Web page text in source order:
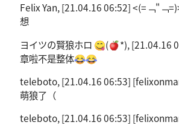
Felix Yan, [21.04.16 06:52]
想
ヨイツの賢狼ホロ 😋(🍎*), [21.04.16
章啦不是整体😂😂
teleboto, [21.04.16 06:53]
萌狼了（
teleboto, [21.04.16 06:53]